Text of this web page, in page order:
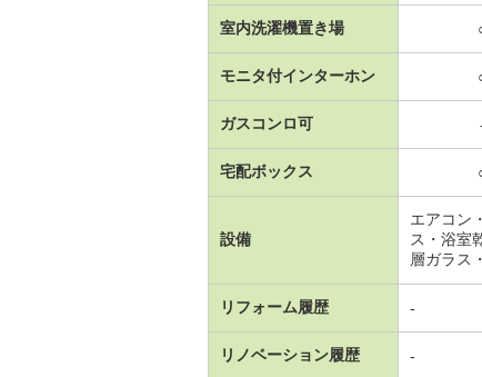
室内洗濯機置き場
モニタ付インターホン
ガスコンロ可
宅配ボックス
設備
エアコン
ス・浴室
層ガラス
リフォーム履歴 -
リノベーション履歴 -